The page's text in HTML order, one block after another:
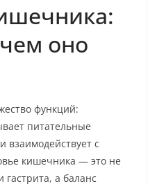
оно
функций:
питательные
взаимодействует с
кишечника — это не
гастрита, а баланс